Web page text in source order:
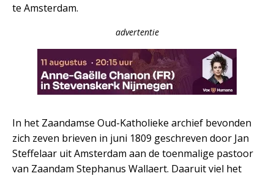
te Amsterdam.
advertentie
In het Zaandamse Oud-Katholieke archief bevonden
zich zeven brieven in juni 1809 geschreven door Jan
Steffelaar uit Amsterdam aan de toenmalige pastoor
van Zaandam Stephanus Wallaert. Daaruit viel het